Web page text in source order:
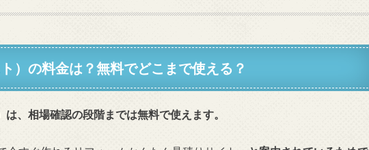
）の料金は？無料でどこまで使える？
は、相場確認の段階までは無料で使えます。